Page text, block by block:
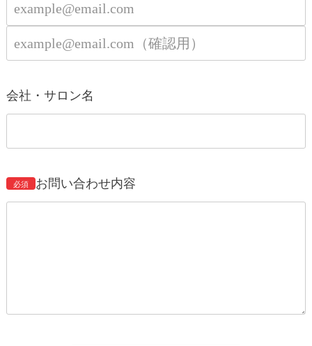
会社・サロン名
必須 お問い合わせ内容